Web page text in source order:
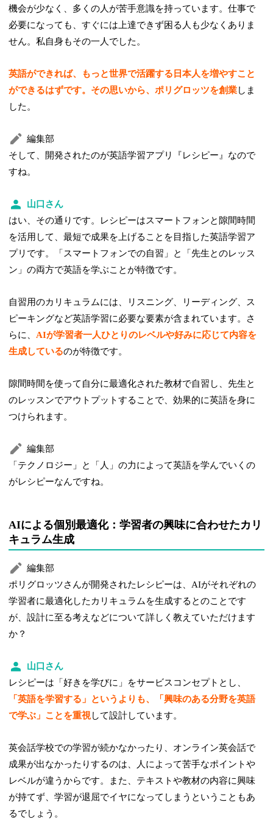
機会が少なく、多くの人が苦手意識を持っています。仕事で
必要になっても、すぐには上達できず困る人も少なくありま
せん。私自身もその一人でした。
英語ができれば、もっと世界で活躍する日本人を増やすこと
ができるはずです。その思いから、ポリグロッツを創業しま
した。
編集部
そして、開発されたのが英語学習アプリ『レシピー』なので
すね。
山口さん
はい、その通りです。レシピーはスマートフォンと隙間時間
を活用して、最短で成果を上げることを目指した英語学習ア
プリです。「スマートフォンでの自習」と「先生とのレッス
ン」の両方で英語を学ぶことが特徴です。
自習用のカリキュラムには、リスニング、リーディング、ス
ピーキングなど英語学習に必要な要素が含まれています。さ
らに、 AIが学習者一人ひとりのレベルや好みに応じて内容を
生成しているのが特徴です。
隙間時間を使って自分に最適化された教材で自習し、先生と
のレッスンでアウトプットすることで、効果的に英語を身に
つけられます。
編集部
「テクノロジー」と「人」の力によって英語を学んでいくの
がレシピーなんですね。
AIによる個別最適化：学習者の興味に合わせたカリ
キュラム生成
編集部
ポリグロッツさんが開発されたレシピーは、AIがそれぞれの
学習者に最適化したカリキュラムを生成するとのことです
が、設計に至る考えなどについて詳しく教えていただけます
か？
山口さん
レシピーは「好きを学びに」をサービスコンセプトとし、
「英語を学習する」というよりも、「興味のある分野を英語
で学ぶ」ことを重視して設計しています。
英会話学校での学習が続かなかったり、オンライン英会話で
成果が出なかったりするのは、人によって苦手なポイントや
レベルが違うからです。また、テキストや教材の内容に興味
が持てず、学習が退屈でイヤになってしまうということもあ
るでしょう。